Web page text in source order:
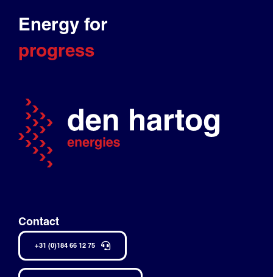
Energy for
progress
Contact
+31 (0)184 66 12 75